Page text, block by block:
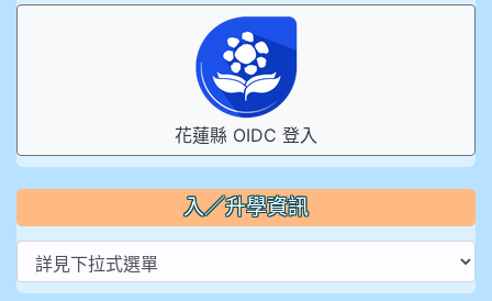
花蓮縣 OIDC 登入
入／升學資訊